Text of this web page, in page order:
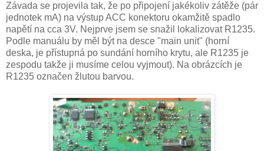
Závada se projevila tak, že po připojení jakékoliv zátěže (pár
jednotek mA) na výstup ACC konektoru okamžitě spadlo
napětí na cca 3V. Nejprve jsem se snažil lokalizovat R1235.
Podle manuálu by měl být na desce "main unit" (horní
deska, je přístupná po sundání horního krytu, ale R1235 je
zespodu takže ji musíme celou vyjmout). Na obrázcích je
R1235 označen žlutou barvou.